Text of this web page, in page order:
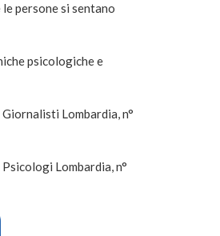
persone si sentano
psicologiche e
Lombardia, n°
Lombardia, n°